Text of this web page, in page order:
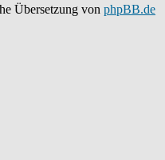
Übersetzung von phpBB.de